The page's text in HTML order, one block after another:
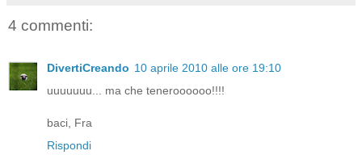
4 commenti:
DivertiCreando 10 aprile 2010 alle ore 19:10
uuuuuuu... ma che teneroooooo!!!!
baci, Fra
Rispondi